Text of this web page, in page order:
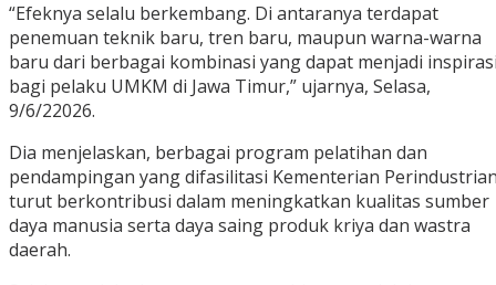
“Efeknya selalu berkembang. Di antaranya terdapat
penemuan teknik baru, tren baru, maupun warna-warna
baru dari berbagai kombinasi yang dapat menjadi
bagi pelaku UMKM di Jawa Timur,” ujarnya, Selasa,
9/6/22026.
Dia menjelaskan, berbagai program pelatihan dan
pendampingan yang difasilitasi Kementerian
turut berkontribusi dalam meningkatkan kualitas sumber
daya manusia serta daya saing produk kriya dan wastra
daerah.